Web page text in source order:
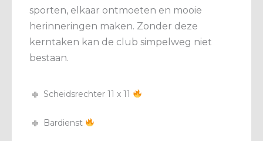
sporten, elkaar ontmoeten en mooie
herinneringen maken. Zonder deze
kerntaken kan de club simpelweg niet
bestaan.
Scheidsrechter 11 x 11
Bardienst